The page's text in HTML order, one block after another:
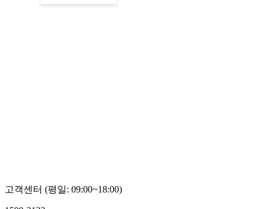
고객센터 (평일: 09:00~18:00)